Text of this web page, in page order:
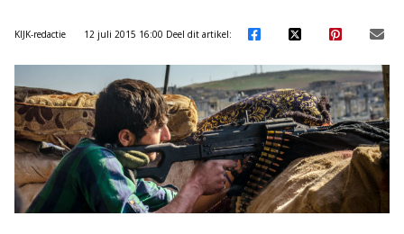
KIJK-redactie 12 juli 2015 16:00 Deel dit artikel: